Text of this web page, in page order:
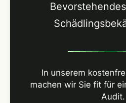
In unserem
machen wir Sie fit für
Audit.